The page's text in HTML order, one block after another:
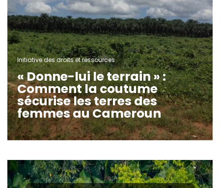
Initiative des droits et ressources
« Donne-lui le terrain » :
Comment la coutume
sécurise les terres des
femmes au Cameroun